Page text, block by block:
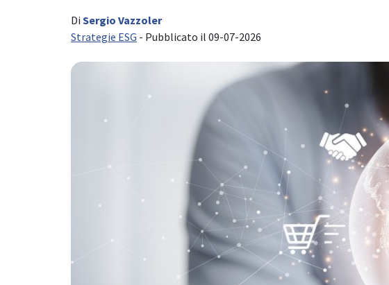
Di Sergio Vazzoler
Strategie ESG - Pubblicato il 09-07-2026